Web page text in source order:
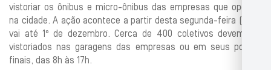
vistoriar os ônibus e micro-ônibus das empresas que operam
na cidade. A ação acontece a partir desta segunda-feira (23) e
vai até 1º de dezembro. Cerca de 400 coletivos devem ser
vistoriados nas garagens das empresas ou em seus pontos
finais, das 8h às 17h.